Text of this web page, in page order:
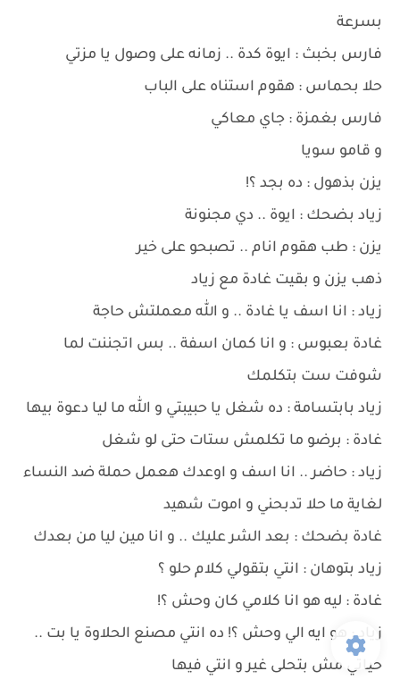
بسرعة
فارس بخبث : ايوة كدة .. زمانه على وصول يا مزتي
حلا بحماس : هقوم استناه على الباب
فارس بغمزة : جاي معاكي
و قامو سويا
يزن بذهول : ده بجد ؟!
زياد بضحك : ايوة .. دي مجنونة
يزن : طب هقوم انام .. تصبحو على خير
ذهب يزن و بقيت غادة مع زياد
زياد : انا اسف يا غادة .. و الله معملتش حاجة
غادة بعبوس : و انا كمان اسفة .. بس اتجننت لما
شوفت ست بتكلمك
زياد بابتسامة : ده شغل يا حبيبتي و الله ما ليا دعوة بيها
غادة : برضو ما تكلمش ستات حتى لو شغل
زياد : حاضر .. انا اسف و اوعدك هعمل حملة ضد النساء
لغاية ما حلا تدبحني و اموت شهيد
غادة بضحك : بعد الشر عليك .. و انا مين ليا من بعدك
زياد بتوهان : انتي بتقولي كلام حلو ؟
غادة : ليه هو انا كلامي كان وحش ؟!
زياد : هو ايه الي وحش ؟! ده انتي مصنع الحلاوة يا بت ..
حياتي مش بتحلى غير و انتي فيها